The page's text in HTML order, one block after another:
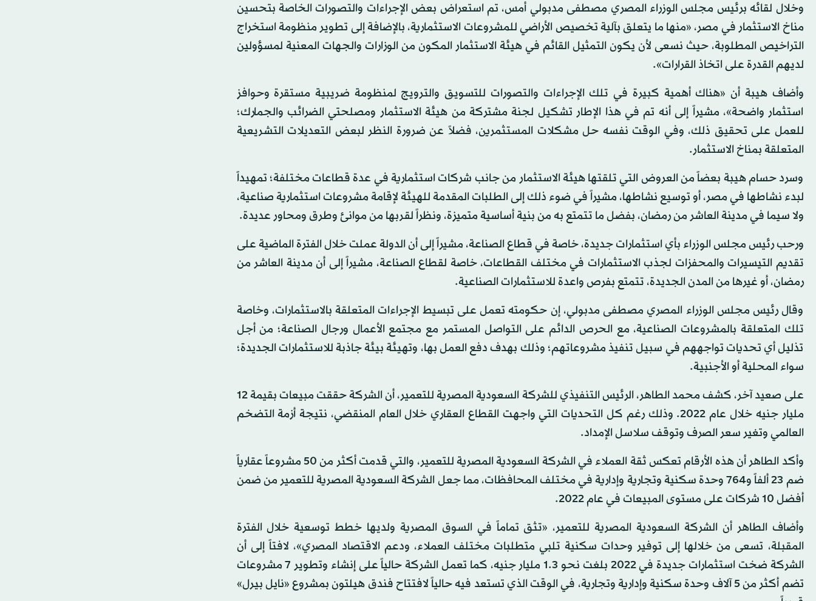
وخلال لقائه برئيس مجلس الوزراء المصري مصطفى مدبولي أمس، تم استعراض بعض الإجراءات والتصورات الخاصة بتحسين
مناخ الاستثمار في مصر، «منها ما يتعلق بآلية تخصيص الأراضي للمشروعات الاستثمارية، بالإضافة إلى تطوير منظومة استخراج
التراخيص المطلوبة، حيث نسعى لأن يكون التمثيل القائم في هيئة الاستثمار المكون من الوزارات والجهات المعنية لمسؤولين
لديهم القدرة على اتخاذ القرارات».
وأضاف هيبة أن «هناك أهمية كبيرة في تلك الإجراءات والتصورات للتسويق والترويج لمنظومة ضريبية مستقرة وحوافز
استثمار واضحة»، مشيراً إلى أنه تم في هذا الإطار تشكيل لجنة مشتركة من هيئة الاستثمار ومصلحتي الضرائب والجمارك؛
للعمل على تحقيق ذلك، وفي الوقت نفسه حل مشكلات المستثمرين، فضلاً عن ضرورة النظر لبعض التعديلات التشريعية
المتعلقة بمناخ الاستثمار.
وسرد حسام هيبة بعضاً من العروض التي تلقتها هيئة الاستثمار من جانب شركات استثمارية في عدة قطاعات مختلفة؛ تمهيداً
لبدء نشاطها في مصر، أو توسيع نشاطها، مشيراً في ضوء ذلك إلى الطلبات المقدمة للهيئة لإقامة مشروعات استثمارية صناعية،
ولا سيما في مدينة العاشر من رمضان، بفضل ما تتمتع به من بنية أساسية متميزة، ونظراً لقربها من موانئ وطرق ومحاور عديدة.
ورحب رئيس مجلس الوزراء بأي استثمارات جديدة، خاصة في قطاع الصناعة، مشيراً إلى أن الدولة عملت خلال الفترة الماضية على
تقديم التيسيرات والمحفزات لجذب الاستثمارات في مختلف القطاعات، خاصة لقطاع الصناعة، مشيراً إلى أن مدينة العاشر من
رمضان، أو غيرها من المدن الجديدة، تتمتع بفرص واعدة للاستثمارات الصناعية.
وقال رئيس مجلس الوزراء المصري مصطفى مدبولي، إن حكومته تعمل على تبسيط الإجراءات المتعلقة بالاستثمارات، وخاصة
تلك المتعلقة بالمشروعات الصناعية، مع الحرص الدائم على التواصل المستمر مع مجتمع الأعمال ورجال الصناعة؛ من أجل
تذليل أي تحديات تواجههم في سبيل تنفيذ مشروعاتهم؛ وذلك بهدف دفع العمل بها، وتهيئة بيئة جاذبة للاستثمارات الجديدة؛
سواء المحلية أو الأجنبية.
على صعيد آخر، كشف محمد الطاهر، الرئيس التنفيذي للشركة السعودية المصرية للتعمير، أن الشركة حققت مبيعات بقيمة 12
مليار جنيه خلال عام 2022. وذلك رغم كل التحديات التي واجهت القطاع العقاري خلال العام المنقضي، نتيجة أزمة التضخم
العالمي وتغير سعر الصرف وتوقف سلاسل الإمداد.
وأكد الطاهر أن هذه الأرقام تعكس ثقة العملاء في الشركة السعودية المصرية للتعمير، والتي قدمت أكثر من 50 مشروعاً عقارياً
ضم 23 ألفاً و764 وحدة سكنية وتجارية وإدارية في مختلف المحافظات، مما جعل الشركة السعودية المصرية للتعمير من ضمن
أفضل 10 شركات على مستوى المبيعات في عام 2022.
وأضاف الطاهر أن الشركة السعودية المصرية للتعمير، «تثق تماماً في السوق المصرية ولديها خطط توسعية خلال الفترة
المقبلة، تسعى من خلالها إلى توفير وحدات سكنية تلبي متطلبات مختلف العملاء، ودعم الاقتصاد المصري»، لافتاً إلى أن
الشركة ضخت استثمارات جديدة في 2022 بلغت نحو 1.3 مليار جنيه، كما تعمل الشركة حالياً على إنشاء وتطوير 7 مشروعات
تضم أكثر من 5 آلاف وحدة سكنية وإدارية وتجارية، في الوقت الذي تستعد فيه حالياً لافتتاح فندق هيلتون بمشروع «نايل بيرل»